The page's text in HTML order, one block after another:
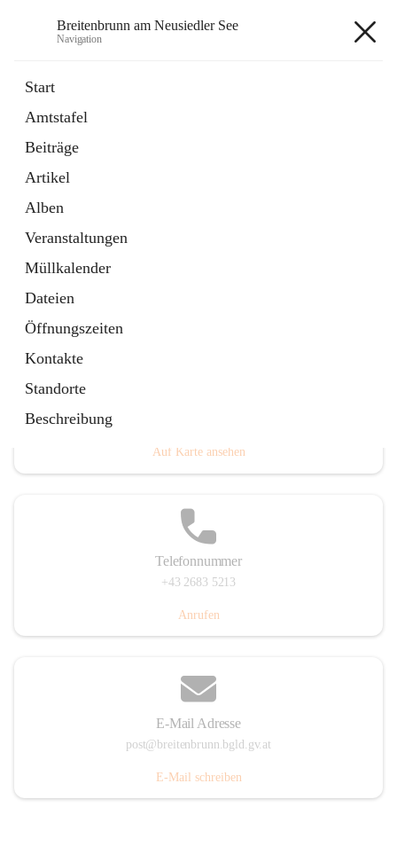
Breitenbrunn am Neusiedler See
Navigation
Start
Amtstafel
Beiträge
Artikel
Alben
Veranstaltungen
Müllkalender
Dateien
Öffnungszeiten
Kontakte
Standorte
Beschreibung
18 Schnellzugriffe
Gemeindeservice
Auf Karte ansehen
Telefonnummer
+43 2683 5213
Anrufen
E-Mail Adresse
post@breitenbrunn.bgld.gv.at
E-Mail schreiben